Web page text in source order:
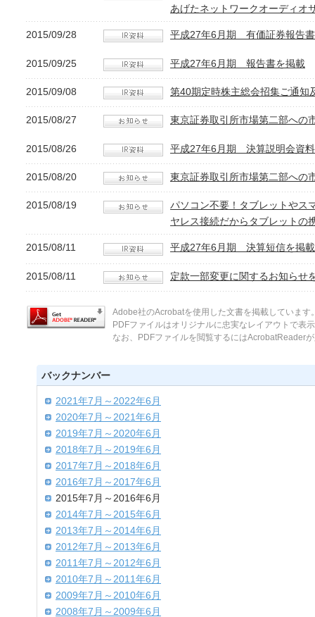
あげたネットワークオーディオ
2015/09/28 平成27年6月期 有価証券報告
2015/09/25 平成27年6月期 報告書を掲載
2015/09/08 第40期定時株主総会招集ご通知
2015/08/27 東京証券取引所市場第二部への
2015/08/26 平成27年6月期 決算説明会資
2015/08/20 東京証券取引所市場第二部への
2015/08/19
パソコン不要！タブレットやス
ヤレス接続だからタブレットの
2015/08/11 平成27年6月期 決算短信を掲載
2015/08/11 定款一部変更に関するお知らせ
Adobe社のAcrobatを使用した文書を掲載しています
PDFファイルはオリジナルに忠実なレイアウトで表
なお、PDFファイルを閲覧するにはAcrobatReader
バックナンバー
2021年7月～2022年6月
2020年7月～2021年6月
2019年7月～2020年6月
2018年7月～2019年6月
2017年7月～2018年6月
2016年7月～2017年6月
2015年7月～2016年6月
2014年7月～2015年6月
2013年7月～2014年6月
2012年7月～2013年6月
2011年7月～2012年6月
2010年7月～2011年6月
2009年7月～2010年6月
2008年7月～2009年6月